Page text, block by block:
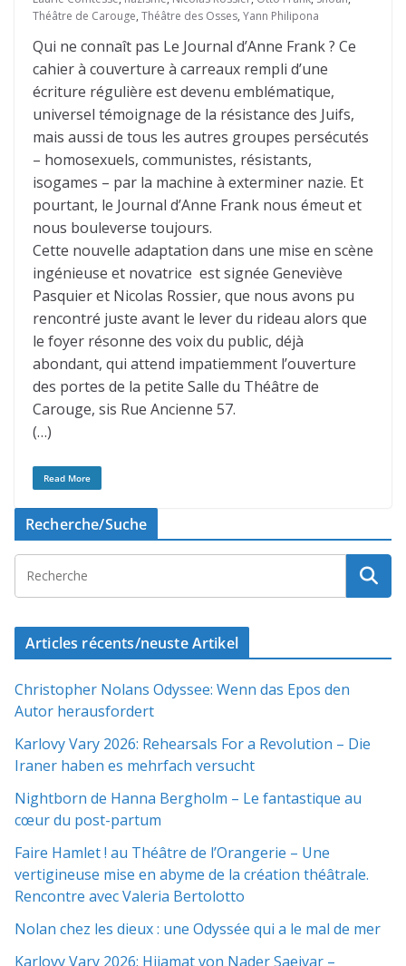
Théâtre de Carouge, Théâtre des Osses, Yann Philipona
Qui ne connaît pas Le Journal d’Anne Frank ? Ce
cahier à couverture à carreaux rempli d’une
écriture régulière est devenu emblématique,
universel témoignage de la résistance des Juifs,
mais aussi de tous les autres groupes persécutés
– homosexuels, communistes, résistants,
isogames – par la machine à exterminer nazie. Et
pourtant, le Journal d’Anne Frank nous émeut et
nous bouleverse toujours.
Cette nouvelle adaptation dans une mise en scène
ingénieuse et novatrice est signée Geneviève
Pasquier et Nicolas Rossier, que nous avons pu
rencontré juste avant le lever du rideau alors que
le foyer résonne des voix du public, déjà
abondant, qui attend impatiemment l’ouverture
des portes de la petite Salle du Théâtre de
Carouge, sis Rue Ancienne 57.
(…)
Read More
Recherche/Suche
Articles récents/neuste Artikel
Christopher Nolans Odyssee: Wenn das Epos den
Autor herausfordert
Karlovy Vary 2026: Rehearsals For a Revolution – Die
Iraner haben es mehrfach versucht
Nightborn de Hanna Bergholm – Le fantastique au
cœur du post-partum
Faire Hamlet ! au Théâtre de l’Orangerie – Une
vertigineuse mise en abyme de la création théâtrale.
Rencontre avec Valeria Bertolotto
Nolan chez les dieux : une Odyssée qui a le mal de mer
Karlovy Vary 2026: Hijamat von Nader Saeivar​​ –